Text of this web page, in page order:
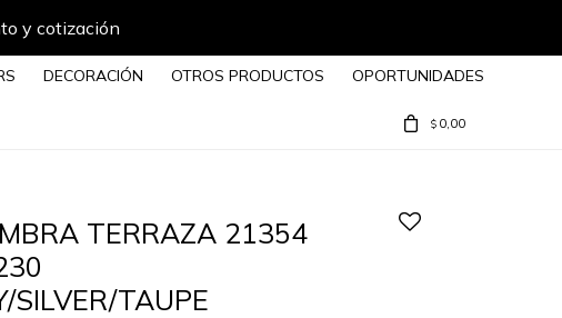
y cotización
DECORACIÓN OTROS PRODUCTOS OPORTUNIDADES
$ 0,00
TERRAZA 21354
SILVER/TAUPE